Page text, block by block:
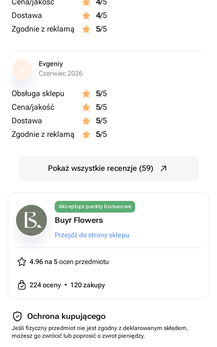
Dostawa
4/5
Zgodnie z reklamą
5/5
E
Evgeniy
Czerwiec 2026
Obsługa sklepu 5/5
Cena/jakość
5/5
Dostawa
5/5
Zgodnie z reklamą
5/5
Pokaż wszystkie recenzje (59)
Akceptuje punkty bonusowe
Buyr Flowers
Przejdź do strony sklepu
4.96 na 5ocen przedmiotu
224oceny • 120zakupy
Ochrona kupującego
Jeśli fizyczny przedmiot nie jest zgodny z deklarowanym składem,
możesz go zwrócić lub poprosić o zwrot pieniędzy.